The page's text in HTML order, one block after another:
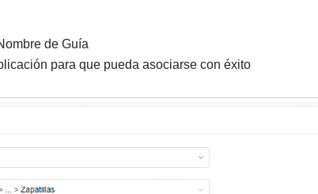
de Guía
para que pueda asociarse con éxito